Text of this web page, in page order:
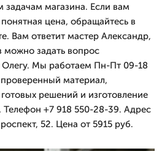
задачам магазина. Если вам
цена, обращайтесь в
Вам ответит мастер Александр,
можно задать вопрос
Мы работаем Пн-Пт 09-18
материал,
решений и изготовление
Телефон +7 918 550-28-39. Адрес
52. Цена от 5915 руб.